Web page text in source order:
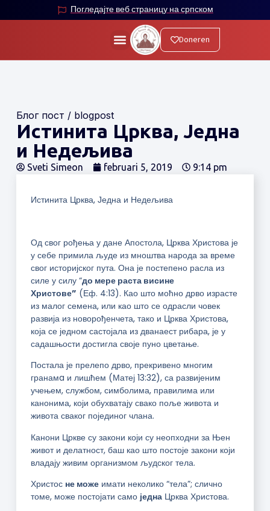
Погледајте веб страницу на српском
Doneren
Блог пост / blogpost
Истинита Црква, Једна
и Недељива
Sveti Simeon februari 5, 2019 9:14 pm
Истинита Црква, Једна и Недељива
Од свог рођења у дане Апостола, Црква Христова је
у себе примила људе из мноштва народа за време
свог историјског пута. Она је постепено расла из
силе у силу “до мере раста висине
Христове” (Еф. 4:13). Као што моћно дрво израсте
из малог семена, или као што се одрасли човек
развија из новорођенчета, тако и Црква Христова,
која се једном састојала из дванаест рибара, је у
садашњости достигла своје пуно цветање.
Постала је прелепо дрво, прекривено многим
гранамa и лишћем (Матеј 13:32), са развијеним
учењем, службом, симболима, правилима или
канонима, који обухватају свако поље живота и
живота сваког појединог члана.
Канони Цркве су закони који су неопходни за Њен
живот и делатност, баш као што постоје закони који
владају живим организмом људског тела.
Христос не можеимати неколико “тела”; слично
томе, може постојати само једнаЦрква Христова.